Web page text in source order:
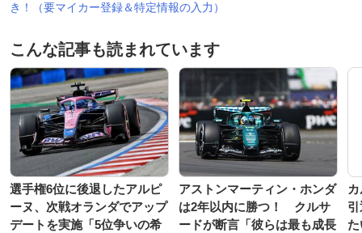
き！（要マイカー登録＆特定情報の入力）
こんな記事も読まれています
選手権6位に後退したアルピ
ーヌ、次戦オランダでアップ
デートを実施「5位争いの希
アストンマーティン・ホンダ
は2年以内に勝つ！ クルサ
ードが断言「彼らは最も成長